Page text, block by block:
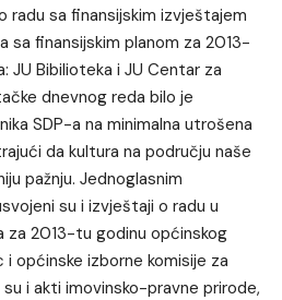
radu sa finansijskim izvještajem
sa finansijskim planom za 2013-
JU Bibilioteka i JU Centar za
dnevnog reda bilo je
SDP-a na minimalna utrošena
da kultura na području naše
pažnju. Jednoglasnim
su i izvještaji o radu u
za 2013-tu godinu općinskog
općinske izborne komisije za
i akti imovinsko-pravne prirode,